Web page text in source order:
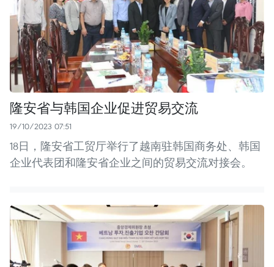
隆安省与韩国企业促进贸易交流
19/10/2023 07:51
18日，隆安省工贸厅举行了越南驻韩国商务处、韩国
企业代表团和隆安省企业之间的贸易交流对接会。